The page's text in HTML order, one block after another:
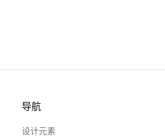
导航
设计元素